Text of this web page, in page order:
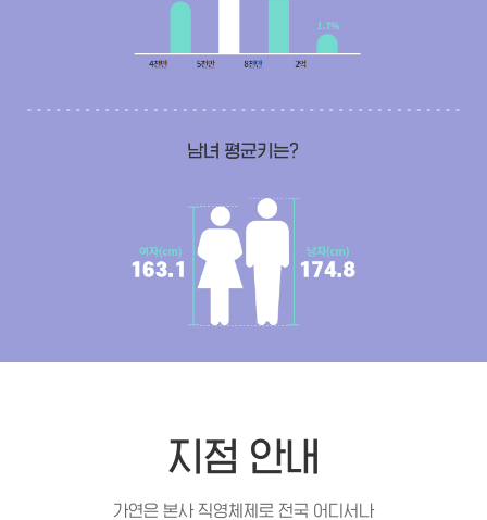
지점 안내
가연은 본사 직영체제로 전국 어디서나